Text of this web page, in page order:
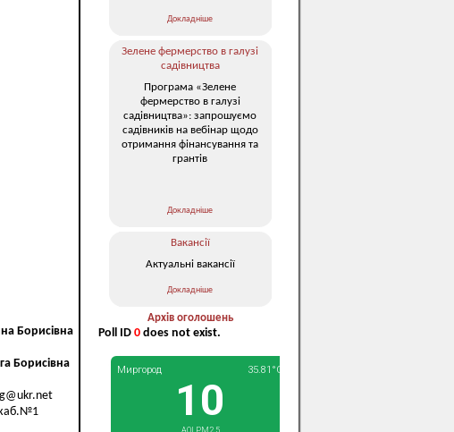
Борисівна
Борисівна
каб.№1
Докладніше
Зелене фермерство в галузі
садівництва
Програма «Зелене
фермерство в галузі
садівництва»: запрошуємо
садівників на вебінар щодо
отримання фінансування та
грантів
Докладніше
Вакансії
Актуальні вакансії
Докладніше
Архів оголошень
Poll ID 0 does not exist.